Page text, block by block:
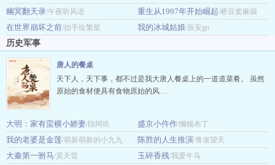
幽冥翻天录/午夜听风语 重生从1997年开始崛起/桥豆套麻袋
在世界崩坏之前/抬手绘繁星 我的冰城姑娘/辰安gn
历史军事
唐人的餐桌
天下人，天下事，都不过是我大唐人餐桌上的一道道菜肴。 虽然
原始的食材便具有食物原始的风…
大明：家有蛮横小娇妻/段阿玖 盛京小仵作/懒猫布丁
我的老婆是金莲/萌新萌新的小九九 陈胜的人生推演/青崖望天
大秦第一驸马/昊天雷 玉碎香残/我爱牛马